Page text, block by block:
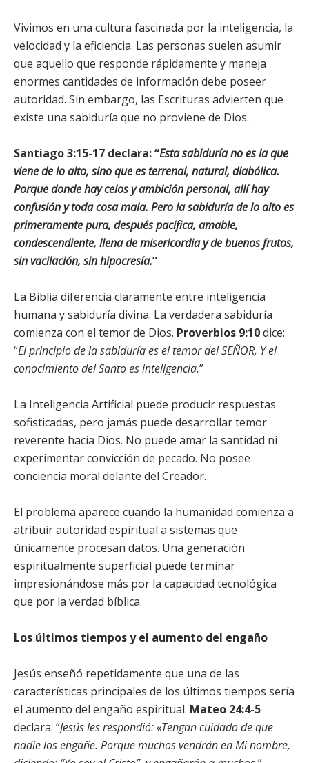
Vivimos en una cultura fascinada por la inteligencia, la
velocidad y la eficiencia. Las personas suelen asumir
que aquello que responde rápidamente y maneja
enormes cantidades de información debe poseer
autoridad. Sin embargo, las Escrituras advierten que
existe una sabiduría que no proviene de Dios.
Santiago 3:15-17 declara: “Esta sabiduría no es la que
viene de lo alto, sino que es terrenal, natural, diabólica.
Porque donde hay celos y ambición personal, allí hay
confusión y toda cosa mala. Pero la sabiduría de lo alto es
primeramente pura, después pacífica, amable,
condescendiente, llena de misericordia y de buenos frutos,
sin vacilación, sin hipocresía.”
La Biblia diferencia claramente entre inteligencia
humana y sabiduría divina. La verdadera sabiduría
comienza con el temor de Dios. Proverbios 9:10dice:
“El principio de la sabiduría es el temor del SEÑOR, Y el
conocimiento del Santo es inteligencia.”
La Inteligencia Artificial puede producir respuestas
sofisticadas, pero jamás puede desarrollar temor
reverente hacia Dios. No puede amar la santidad ni
experimentar convicción de pecado. No posee
conciencia moral delante del Creador.
El problema aparece cuando la humanidad comienza a
atribuir autoridad espiritual a sistemas que
únicamente procesan datos. Una generación
espiritualmente superficial puede terminar
impresionándose más por la capacidad tecnológica
que por la verdad bíblica.
Los últimos tiempos y el aumento del engaño
Jesús enseñó repetidamente que una de las
características principales de los últimos tiempos sería
el aumento del engaño espiritual. Mateo 24:4-5
declara: “Jesús les respondió: «Tengan cuidado de que
nadie los engañe. Porque muchos vendrán en Mi nombre,